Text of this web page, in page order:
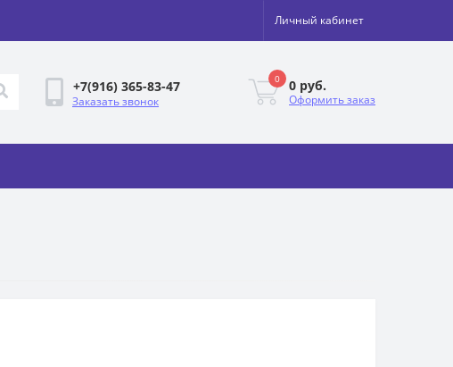
Личный кабинет
+7(916) 365-83-47
Заказать звонок
0 0 руб.
Оформить заказ